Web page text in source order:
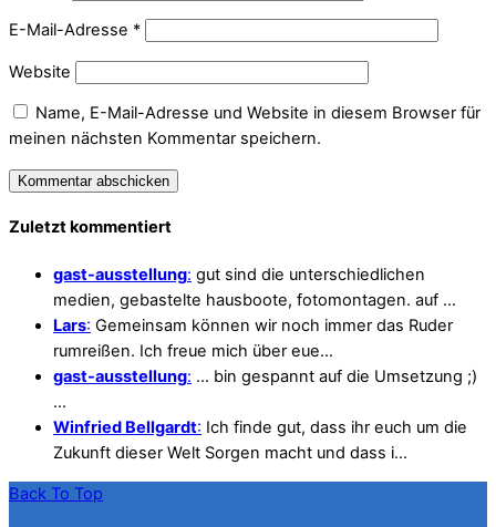
E-Mail-Adresse *
Website
Name, E-Mail-Adresse und Website in diesem Browser für
meinen nächsten Kommentar speichern.
Zuletzt kommentiert
gast-ausstellung: gut sind die unterschiedlichen
medien, gebastelte hausboote, fotomontagen. auf …
Lars: Gemeinsam können wir noch immer das Ruder
rumreißen. Ich freue mich über eue…
gast-ausstellung: ... bin gespannt auf die Umsetzung ;)
…
Winfried Bellgardt: Ich finde gut, dass ihr euch um die
Zukunft dieser Welt Sorgen macht und dass i…
Back To Top